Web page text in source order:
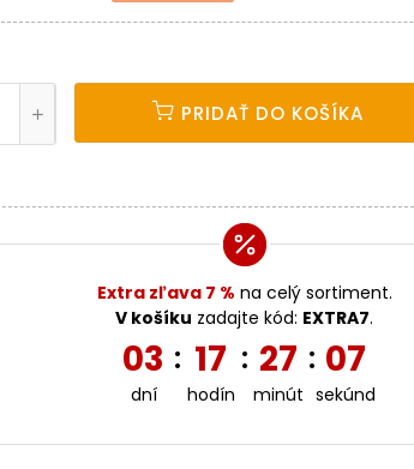
PRIDAŤ DO KOŠÍKA
Extra zľava 7 % na celý sortiment.
V košíku zadajte kód: EXTRA7.
03
dní
: 17
hodín
: 27
minút
: 06
sekúnd